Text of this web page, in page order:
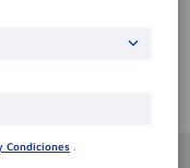
Condiciones .